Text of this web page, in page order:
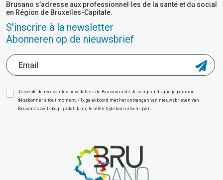
Brusano s’adresse aux professionnel·les de la santé et du social
en Région de Bruxelles-Capitale.
S'inscrire à la newsletter
Abonneren op de nieuwsbrief
J’accepte de recevoir les newsletters de Brusano asbl. Je comprends que je peux me
désabonner à tout moment. / Ik ga akkoord met het ontvangen van nieuwsbrieven van
Brusano vzw. Ik begrijp dat ik mij te allen tijde kan uitschrijven.